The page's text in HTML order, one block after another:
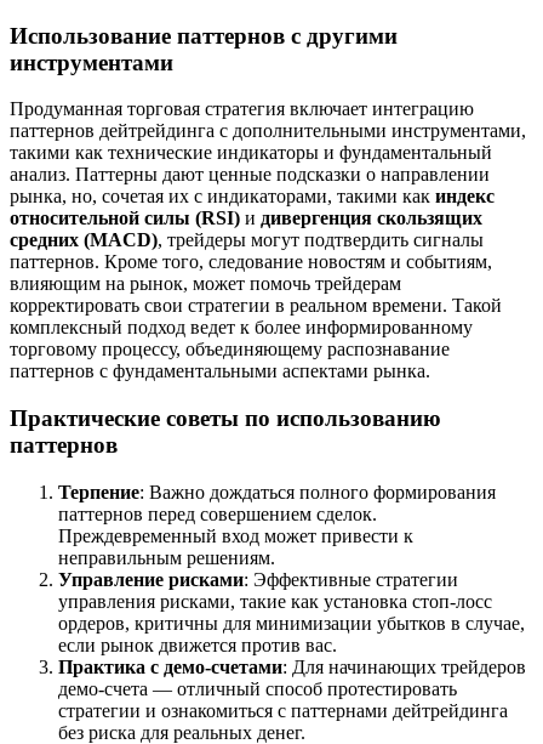
Использование паттернов с другими
инструментами
Продуманная торговая стратегия включает интеграцию
паттернов дейтрейдинга с дополнительными инструментами,
такими как технические индикаторы и фундаментальный
анализ. Паттерны дают ценные подсказки о направлении
рынка, но, сочетая их с индикаторами, такими как индекс
относительной силы (RSI) и дивергенция скользящих
средних (MACD), трейдеры могут подтвердить сигналы
паттернов. Кроме того, следование новостям и событиям,
влияющим на рынок, может помочь трейдерам
корректировать свои стратегии в реальном времени. Такой
комплексный подход ведет к более информированному
торговому процессу, объединяющему распознавание
паттернов с фундаментальными аспектами рынка.
Практические советы по использованию
паттернов
Терпение: Важно дождаться полного формирования
паттернов перед совершением сделок.
Преждевременный вход может привести к
неправильным решениям.
Управление рисками: Эффективные стратегии
управления рисками, такие как установка стоп-лосс
ордеров, критичны для минимизации убытков в случае,
если рынок движется против вас.
Практика с демо-счетами: Для начинающих трейдеров
демо-счета — отличный способ протестировать
стратегии и ознакомиться с паттернами дейтрейдинга
без риска для реальных денег.